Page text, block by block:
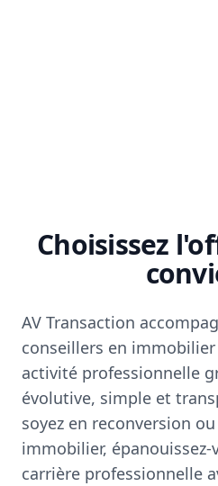
Choisissez
AV Transaction
conseillers en
activité professionnelle
évolutive, simple et
soyez en reconversion
immobilier,
carrière professionnelle